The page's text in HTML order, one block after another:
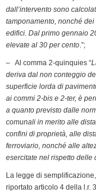
dall’intervento sono
tamponamento, nonché
edifici. Dal primo gennaio
elevate al 30 per cento.”;
– Al comma 2-quinquies “
deriva dal non conteggio
superficie lorda di
ai commi 2-bis e 2-ter, è
a quanto previsto dalle
comunali in merito alle
confini di proprietà, alle
ferroviario, nonché alle
esercitate nel rispetto delle
La legge di
riportato articolo 4 della l.r.